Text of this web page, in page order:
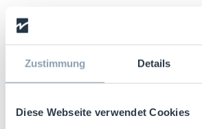
Zustimmung Details
Diese Webseite verwendet Cookies
Der Grund:
Diese Zahlen beziehen sich
Ladendiebstähle, nicht auf
per se. Dass es da einen
zeigt ein Vergleich zwischen
Inventurdifferenzen und der